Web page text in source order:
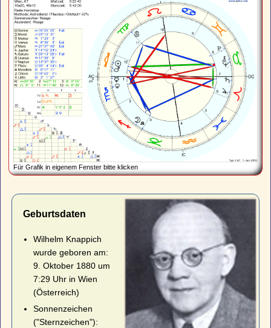
Für Grafik in eigenem Fenster bitte klicken
Geburtsdaten
Wilhelm Knappich
wurde geboren am:
9. Oktober 1880 um
7:29 Uhr in Wien
(Österreich)
Sonnenzeichen
("Sternzeichen"):